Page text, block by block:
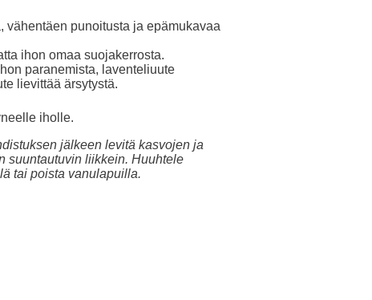
vähentäen punoitusta ja epämukavaa
ihon omaa suojakerrosta.
paranemista, laventeliuute
lievittää ärsytystä.
iholle.
jälkeen levitä kasvojen ja
suuntautuvin liikkein. Huuhtele
tai poista vanulapuilla.